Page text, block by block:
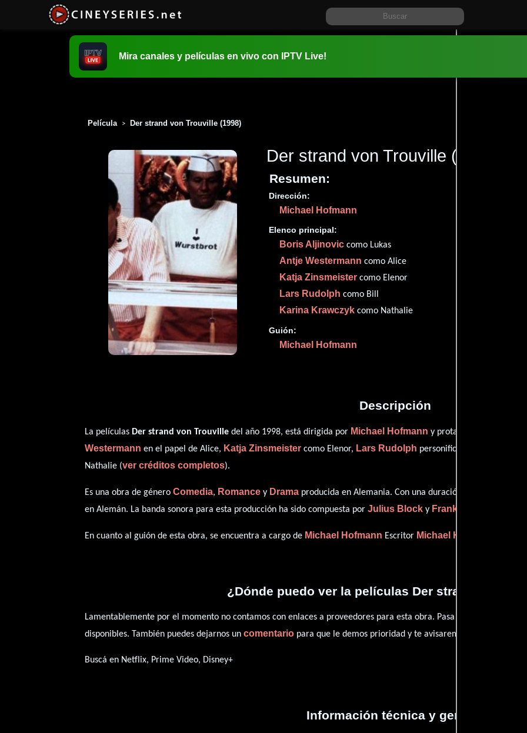
Mira canales y películas en vivo con IPTV Live!
Película > Der strand von Trouville (1998)
Der strand von Trouville (1998)
Resumen:
Dirección:
Michael Hofmann
Elenco principal:
Boris Aljinovic como Lukas
Antje Westermann como Alice
Katja Zinsmeister como Elenor
Lars Rudolph como Bill
Karina Krawczyk como Nathalie
Guión:
Michael Hofmann
1h 24m
Descripción
La películas Der strand von Trouville del año 1998, está dirigida por Michael Hofmann y protagonizada por
Westermann en el papel de Alice, Katja Zinsmeister como Elenor, Lars Rudolph personificando a Bill y
Nathalie (ver créditos completos).
Es una obra de géneroComedia, Romance y Drama producida en Alemania. Con una duración de 1h 24m (84
enAlemán. La banda sonora para esta producción ha sido compuesta porJulius Block y Frank Will
En cuanto al guión de esta obra, se encuentra a cargo de Michael Hofmann Escritor Michael Hofmann
¿Dónde puedo ver la películas Der strand von
Lamentablemente por el momento no contamos con enlaces a proveedores para esta obra. Pasa por nuestro
disponibles. También puedes dejarnos uncomentario para que le demos prioridad y te avisaremos cuando se
Buscá en Netflix, Prime Video, Disney+
Información técnica y general